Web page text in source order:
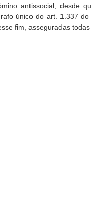
antissocial, desde
único do art. 1.337
fim, asseguradas